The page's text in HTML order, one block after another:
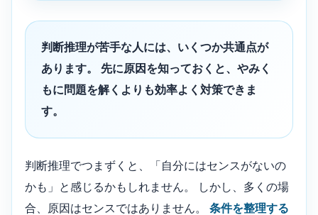
判断推理が苦手な人には、いくつか共通点が
あります。 先に原因を知っておくと、やみく
もに問題を解くよりも効率よく対策できま
す。
判断推理でつまずくと、「自分にはセンスがないの
かも」と感じるかもしれません。 しかし、多くの場
合、原因はセンスではありません。 条件を整理する